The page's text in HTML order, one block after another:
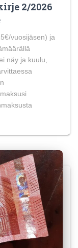
2/2026
vuosijäsen) ja
näy ja kuulu,